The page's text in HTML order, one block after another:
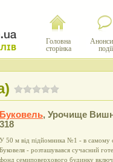
Головна
сторінка
події
Буковель, Урочище
318
У 50 м від підйомника №1 - в самому
Буковеля - розташувався сучасний
фонд семиповерхового будинку